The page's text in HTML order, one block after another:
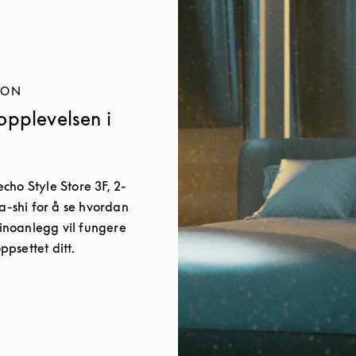
i
Style Store 3F, 2-
shi for å se hvordan
vil fungere
ditt.